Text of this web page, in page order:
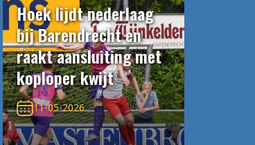
Hoek lijdt nederlaag
bij Barendrecht en
raakt aansluiting met
koploper kwijt
11-05-2026